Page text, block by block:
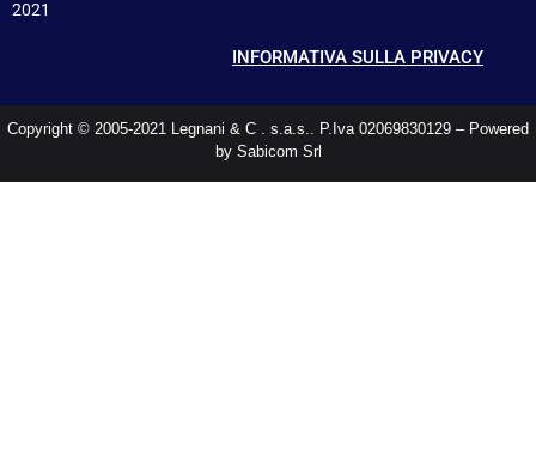
2021
INFORMATIVA SULLA PRIVACY
Copyright © 2005-2021 Legnani & C . s.a.s.. P.Iva 02069830129 – Powered
by Sabicom Srl